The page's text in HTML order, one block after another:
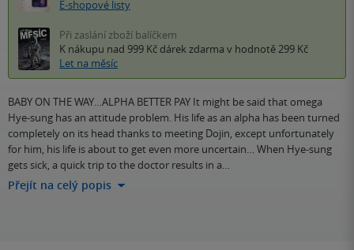
E-shopové listy
Při zaslání zboží balíčkem
K nákupu nad 999 Kč dárek zdarma v hodnotě 299 Kč
Let na měsíc
BABY ON THE WAY…ALPHA BETTER PAY It might be said that omega
Hye-sung has an attitude problem. His life as an alpha has been turned
completely on its head thanks to meeting Dojin, except unfortunately
for him, his life is about to get even more uncertain… When Hye-sung
gets sick, a quick trip to the doctor results in a…
Přejít na celý popis